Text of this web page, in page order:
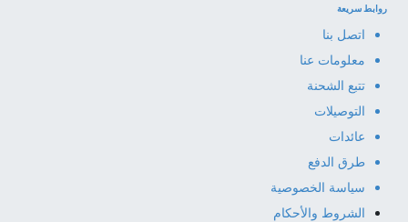
روابط سريعة
اتصل بنا
معلومات عنا
تتبع الشحنة
التوصيلات
عائدات
طرق الدفع
سياسة الخصوصية
الشروط والأحكام